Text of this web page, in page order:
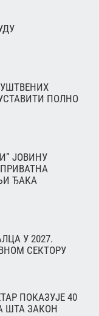
ПОЛНО
ЈОВИНУ
ЂАКА
У 2027.
СЕКТОРУ
ПОКАЗУЈЕ 40
ШТА ЗАКОН